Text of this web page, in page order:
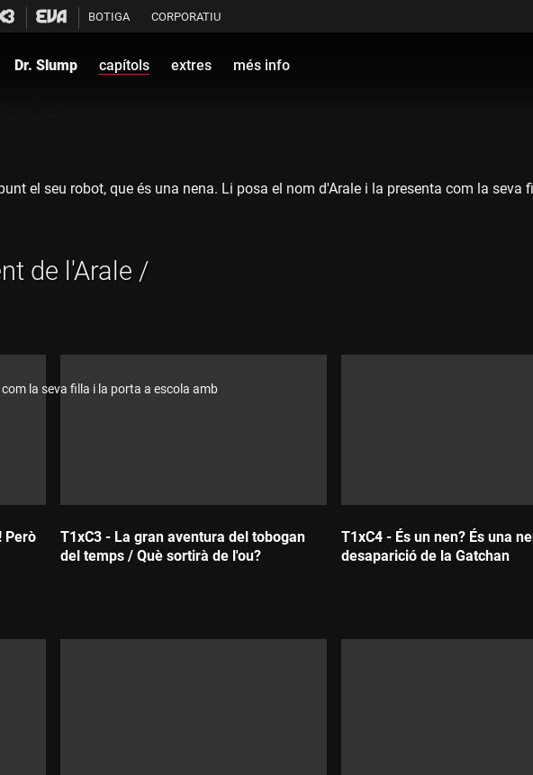
BOTIGA CORPORATIU
Dr. Slump capítols extres més info
de l'Arale /
la seva filla i la porta a escola amb
el seu robot, que és una nena. Li posa el nom d'Arale i la presenta com la
Però
T1xC3 - La gran aventura del tobogan
del temps / Què sortirà de l'ou?
T1xC4 - És un nen? És una
desaparició de la Gatchan